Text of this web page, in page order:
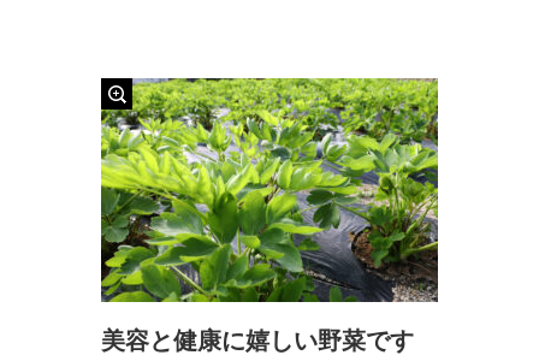
美容と健康に嬉しい野菜です